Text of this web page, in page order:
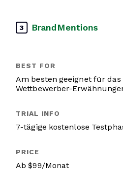
3 BrandMentions
Am besten geeignet für das
Wettbewerber-
7-tägige kostenlose
Ab $99/Monat